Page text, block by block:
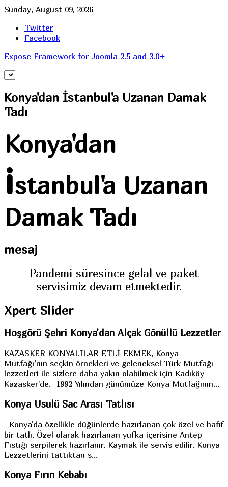
Sunday, August 09, 2026
Twitter
Facebook
Expose Framework for Joomla 2.5 and 3.0+
Konya'dan İstanbul'a Uzanan Damak
Tadı
Konya'dan
istanbul'a Uzanan
Damak Tadı
mesaj
Pandemi süresince gelal ve paket
servisimiz devam etmektedir.
XpertSlider
Hoşgörü Şehri Konya’dan Alçak Gönüllü Lezzetler
KAZASKER KONYALILAR ETLİ EKMEK, Konya
Mutfağı’nın seçkin örnekleri ve geleneksel Türk Mutfağı
lezzetleri ile sizlere daha yakın olabilmek için Kadıköy
Kazasker'de. 1992 Yılından günümüze Konya Mutfağının...
Konya Usulü Sac Arası Tatlısı
Konya’da özellikle düğünlerde hazırlanan çok özel ve hafif
bir tatlı. Özel olarak hazırlanan yufka içerisine Antep
Fıstığı serpilerek hazırlanır. Kaymak ile servis edilir. Konya
Lezzetlerini tattıktan s...
Konya Fırın Kebabı